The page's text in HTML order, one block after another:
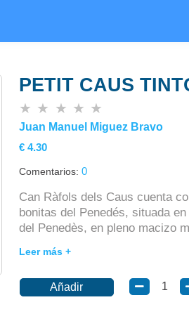
PETIT CAUS
★ ★ ★ ★ ★
Juan Manuel Miguez Bravo
€ 4.30
Comentarios: 0
Can Ràfols dels Caus cuenta
bonitas del Penedés, situada
del Penedès, en pleno macizo
Añadir